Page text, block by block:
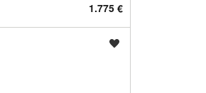
1.775 €